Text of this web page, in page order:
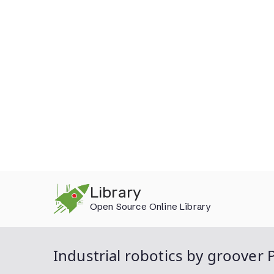
Library
Open Source Online Library
Industrial robotics by groover